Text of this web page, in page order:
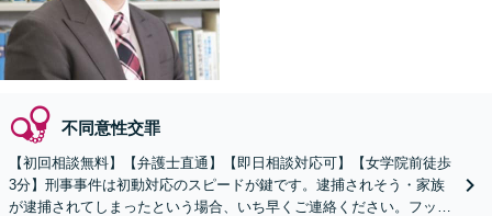
不同意性交罪
【初回相談無料】【弁護士直通】【即日相談対応可】【女学院前徒歩
3分】刑事事件は初動対応のスピードが鍵です。逮捕されそう・家族
が逮捕されてしまったという場合、いち早くご連絡ください。フット